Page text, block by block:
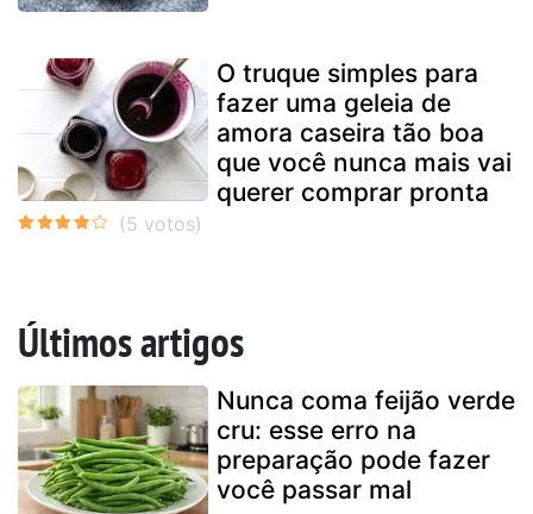
O truque simples para
fazer uma geleia de
amora caseira tão boa
que você nunca mais vai
querer comprar pronta
Últimos artigos
Nunca coma feijão verde
cru: esse erro na
preparação pode fazer
você passar mal